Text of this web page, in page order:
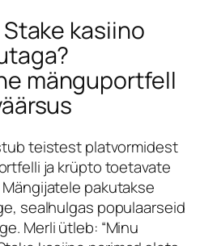
kasiino
mänguportfell
teistest platvormidest
ja krüpto toetavate
pakutakse
sealhulgas populaarseid
Merliütleb: “Minu